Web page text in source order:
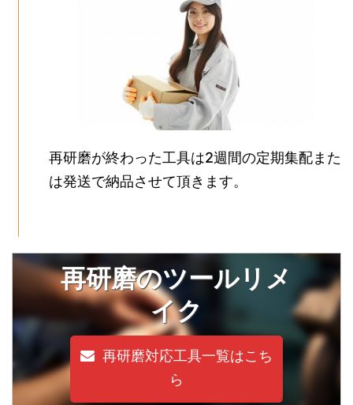
再研磨が終わった工具は2週間の定期集配また
は発送で納品させて頂きます。
再研磨のツールリメ
イク
再研磨対応工具一覧はこち
ら